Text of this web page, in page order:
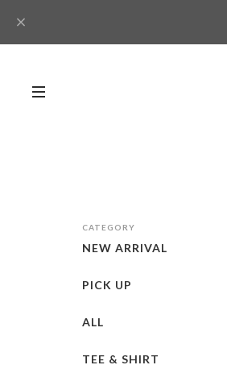
CATEGORY
NEW ARRIVAL
PICK UP
ALL
TEE & SHIRT